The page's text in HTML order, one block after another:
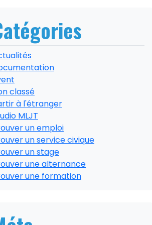
classé
à l'étranger
MLJT
un emploi
un service civique
un stage
une alternance
une formation